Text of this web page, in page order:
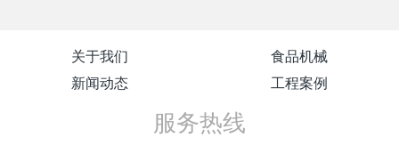
关于我们
食品机械
新闻动态
工程案例
服务热线